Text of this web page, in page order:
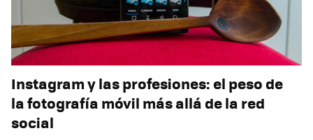
Instagram y las profesiones: el peso de
la fotografía móvil más allá de la red
social